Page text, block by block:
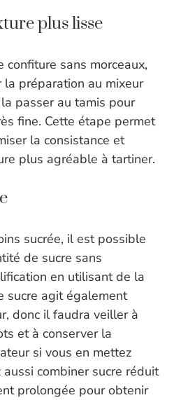
plus lisse
confiture sans morceaux,
la préparation au mixeur
passer au tamis pour
fine. Cette étape permet
la consistance et
plus agréable à tartiner.
sucrée, il est possible
de sucre sans
en utilisant de la
sucre agit également
donc il faudra veiller à
et à conserver la
si vous en mettez
aussi combiner sucre réduit
prolongée pour obtenir